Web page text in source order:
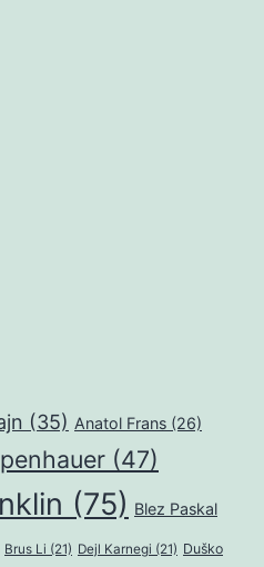
(35) Anatol Frans (26)
(47)
(75) Blez Paskal
Brus Li (21) Dejl Karnegi (21) Duško